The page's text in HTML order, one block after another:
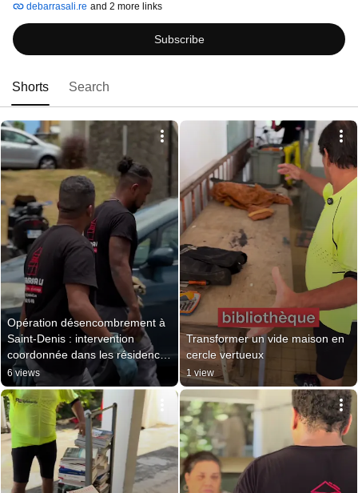
debarrasali.re and 2 more links
Subscribe
Shorts Search
Opération désencombrement à
Saint-Denis : intervention
coordonnée dans les résidences
SHLMR
6 views
Transformer un vide maison en
cercle vertueux
1 view